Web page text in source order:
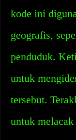
kode ini
geografis,
penduduk.
untuk
tersebut.
untuk